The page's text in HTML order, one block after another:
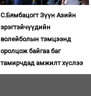
С.Бямбацогт Зүүн Азийн
эрэгтэйчүүдийн
волейболын тэмцээнд
оролцож байгаа баг
тамирчдад амжилт хүслээ